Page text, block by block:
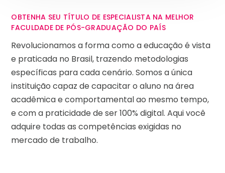
OBTENHA SEU TÍTULO DE ESPECIALISTA NA MELHOR
FACULDADE DE PÓS-GRADUAÇÃO DO PAÍS
Revolucionamos a forma como a educação é vista
e praticada no Brasil, trazendo metodologias
específicas para cada cenário. Somos a única
instituição capaz de capacitar o aluno na área
acadêmica e comportamental ao mesmo tempo,
e com a praticidade de ser 100% digital. Aqui você
adquire todas as competências exigidas no
mercado de trabalho.